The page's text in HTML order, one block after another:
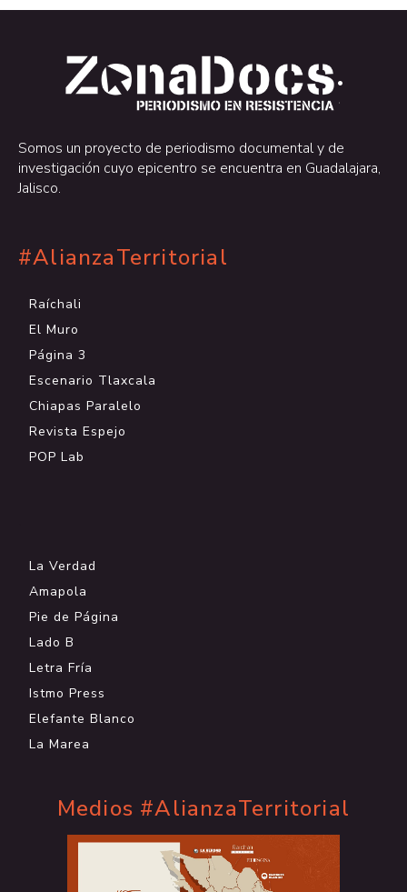
.
.
Somos un proyecto de periodismo documental y de
investigación cuyo epicentro se encuentra en Guadalajara,
Jalisco.
#AlianzaTerritorial
Raíchali
El Muro
Página 3
Escenario Tlaxcala
Chiapas Paralelo
Revista Espejo
POP Lab
La Verdad
Amapola
Pie de Página
Lado B
Letra Fría
Istmo Press
Elefante Blanco
La Marea
Medios #AlianzaTerritorial